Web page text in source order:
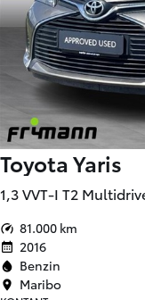
Toyota Yaris
1,3 VVT-I T2
81.000 km
2016
Benzin
Maribo